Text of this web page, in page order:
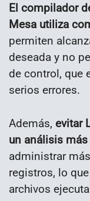
El compilador
Mesa utiliza
permiten
deseada y no
de control, que
serios errores.
Además, evitar
un análisis
administrar
registros, lo
archivos